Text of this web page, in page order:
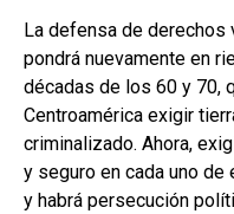
La defensa de
pondrá nuevamente en
décadas de los 60 y 70,
Centroamérica exigir
criminalizado. Ahora,
y seguro en cada uno
y habrá persecución